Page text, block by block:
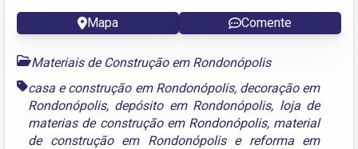
Mapa Comente
Materiais de Construção em Rondonópolis
casa e construção em Rondonópolis, decoração em
Rondonópolis, depósito em Rondonópolis, loja de
materias de construção em Rondonópolis, material
de construção em Rondonópolise reforma em